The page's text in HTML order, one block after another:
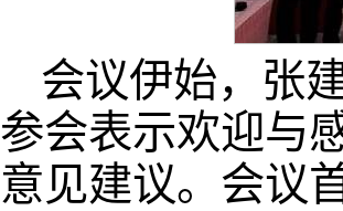
会议伊始，张
参会表示欢迎与
意见建议。会议